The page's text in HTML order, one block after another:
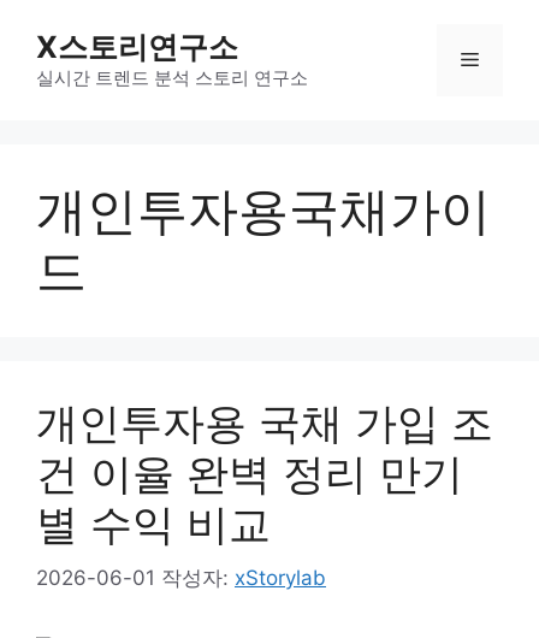
X스토리연구소
실시간 트렌드 분석 스토리 연구소
메
개인투자용국채가이
드
개인투자용 국채 가입 조
건 이율 완벽 정리 만기
별 수익 비교
2026-06-01 작성자: xStorylab